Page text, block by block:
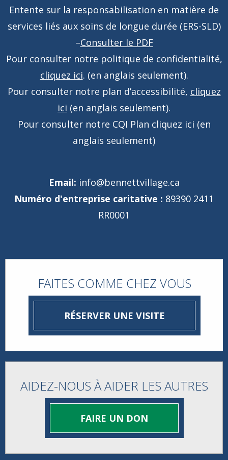
Entente sur la responsabilisation en matière de
services liés aux soins de longue durée (ERS-SLD)
–Consulter le PDF
Pour consulter notre politique de confidentialité,
cliquez ici. (en anglais seulement).
Pour consulter notre plan d’accessibilité, cliquez
ici (en anglais seulement).
Pour consulter notre CQI Plan cliquez ici (en
anglais seulement)
Email: info@bennettvillage.ca
Numéro d'entreprise caritative : 89390 2411
RR0001
FAITES COMME CHEZ VOUS
RÉSERVER UNE VISITE
AIDEZ-NOUS À AIDER LES AUTRES
FAIRE UN DON